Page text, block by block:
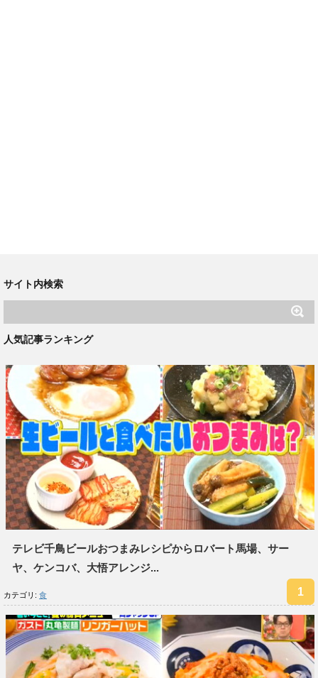
サイト内検索
人気記事ランキング
テレビ千鳥ビールおつまみレシピからロバート馬場、サー
ヤ、ケンコバ、大悟アレンジ...
カテゴリ: 食